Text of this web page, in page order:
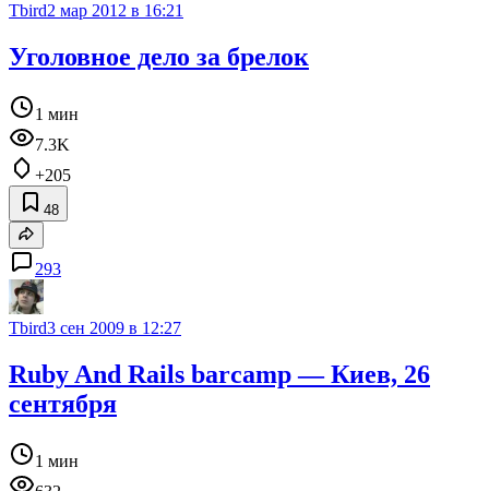
Tbird2 мар 2012 в 16:21
Уголовное дело за брелок
1 мин
7.3K
+205
48
293
Tbird3 сен 2009 в 12:27
Ruby And Rails barcamp — Киев, 26
сентября
1 мин